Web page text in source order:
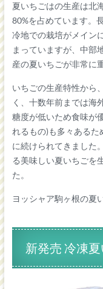
夏いちごはの生産は北
80%を占めています。
冷地での栽培がメイン
まっていますが、中部
産の夏いちごが非常に
いちごの生産特性から
く、十数年前までは海
糖度が低いため食味が
れるもの)も多々あるた
に続けられてきました
る美味しい夏いちごを
た。
ヨッシャア駒ヶ根の夏
新発売 冷凍